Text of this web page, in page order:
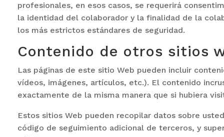
profesionales, en esos casos, se requerirá
la identidad del colaborador y la finalidad de la
los más estrictos estándares de seguridad.
Contenido de otros sitios
Las páginas de este sitio Web pueden incluir
vídeos, imágenes, artículos, etc.). El contenido
exactamente de la misma manera que si hubiera
Estos sitios Web pueden recopilar datos sobre
código de seguimiento adicional de terceros, y